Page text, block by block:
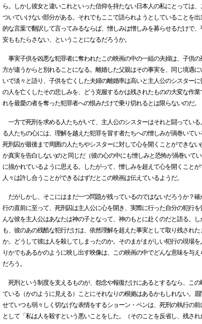
ら。しかし彼女と違いこれといった信仰を持たない日本人の私にとっては
ついていけない部分がある。それでもここで語られようとしていることを出
的な言葉で翻訳して言ってみるならば、憎しみは憎しみを募らせるだけで、
安ももたらさない、ということになるだろうか。
事実子供を凶悪な犯罪者に奪われたこの映画の中の一組の夫婦は、子供の
方が違うからと別れることになる。離婚した父親はその事実を、同じ境遇に
いで淡々と語り、子供を亡くした夫婦の離婚率は高いと主人公のシスターに
の人を亡くしたその悲しみを、どう克服するかは残されたものの大変な作業
れを最愛の者を奪った犯罪者への恨みだけで乗り切れるとは限らないのだ。
一方で死刑を求める人たちがいて、主人公のシスターはそれと闘っている
る人たちの心には、理解を越えた犯罪を冒す者たちへの憎しみが渦巻いてい
死刑囚が最後まで周囲の人たちやシスターに対して心を開くことができない
か真実を告白しない)のと同じだ（彼の心の中にも憎しみと恐怖が渦巻いて
に描かれているように思える。したがって、憎しみを超えて心を開くことが
人々は許し合うことができるはずだとこの映画は伝えているようだ。
だがしかし、そこにはまだ一つ問題が残っているのではないだろうか？確
行の直前に至って、死刑囚は主人公に心を開き、実際に行った自分の犯行を
んな彼を主人公はあなたは神の子となって、神のもとに赴くのだと語る。し
も、彼のあの残酷な犯行だけは、依然理解を超えた事実として取り残され
か。どうして彼は人を殺してしまったのか。そのまがまがしい犯行の現場を
りかでもあるかのように映し出す映像は、この映画の中でどんな意味を与
だろう。
死刑という制度を支えるものが、怨念や報復だけにあるとするなら、この
ている（かのように見える）ことにそれなりの根拠はあるかもしれない。眉
せていつも弱々しく切なげな表情をするショーン・ペンは、死刑の執行の前
として「私は人を殺すという悪いことをした。（そのことを反省し、残さ